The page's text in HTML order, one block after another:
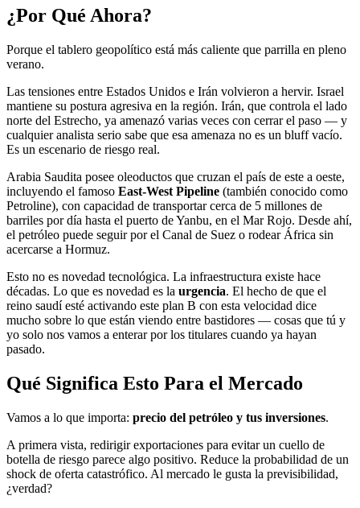
¿Por Qué Ahora?
Porque el tablero geopolítico está más caliente que parrilla en pleno
verano.
Las tensiones entre Estados Unidos e Irán volvieron a hervir. Israel
mantiene su postura agresiva en la región. Irán, que controla el lado
norte del Estrecho, ya amenazó varias veces con cerrar el paso — y
cualquier analista serio sabe que esa amenaza no es un bluff vacío.
Es un escenario de riesgo real.
Arabia Saudita posee oleoductos que cruzan el país de este a oeste,
incluyendo el famoso East-West Pipeline (también conocido como
Petroline), con capacidad de transportar cerca de 5 millones de
barriles por día hasta el puerto de Yanbu, en el Mar Rojo. Desde ahí,
el petróleo puede seguir por el Canal de Suez o rodear África sin
acercarse a Hormuz.
Esto no es novedad tecnológica. La infraestructura existe hace
décadas. Lo que es novedad es la urgencia. El hecho de que el
reino saudí esté activando este plan B con esta velocidad dice
mucho sobre lo que están viendo entre bastidores — cosas que tú y
yo solo nos vamos a enterar por los titulares cuando ya hayan
pasado.
Qué Significa Esto Para el Mercado
Vamos a lo que importa: precio del petróleo y tus inversiones.
A primera vista, redirigir exportaciones para evitar un cuello de
botella de riesgo parece algo positivo. Reduce la probabilidad de un
shock de oferta catastrófico. Al mercado le gusta la previsibilidad,
¿verdad?